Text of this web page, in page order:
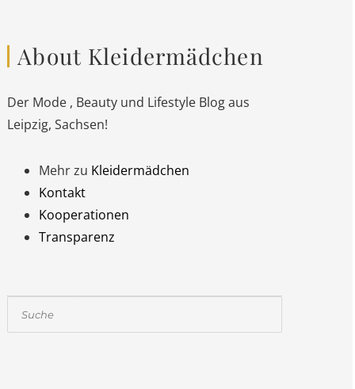
About Kleidermädchen
Der Mode , Beauty und Lifestyle Blog aus
Leipzig, Sachsen!
Mehr zu Kleidermädchen
Kontakt
Kooperationen
Transparenz
Suchen